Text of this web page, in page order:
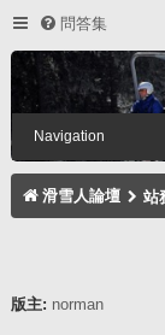
問答集
Navigation
滑雪人論壇 站
版主: norman